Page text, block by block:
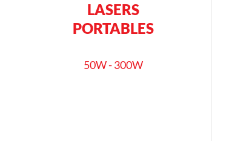
LASERS
PORTABLES
50W - 300W